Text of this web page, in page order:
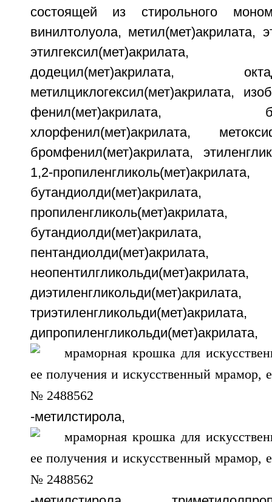
состоящей из стирольного
винилтолуола, метил(мет)акрилата,
этилгексил(мет)акрилата,
додецил(мет)акрилата,
метилциклогексил(мет)акрилата,
фенил(мет)акрилата,
хлорфенил(мет)акрилата,
бромфенил(мет)акрилата,
1,2-
пентандиолди(мет)акрилата,
неопентилгликольди(мет)акрилата,
диэтиленгликольди(мет)акрилата,
триэтиленгликольди(мет)акрилата,
-